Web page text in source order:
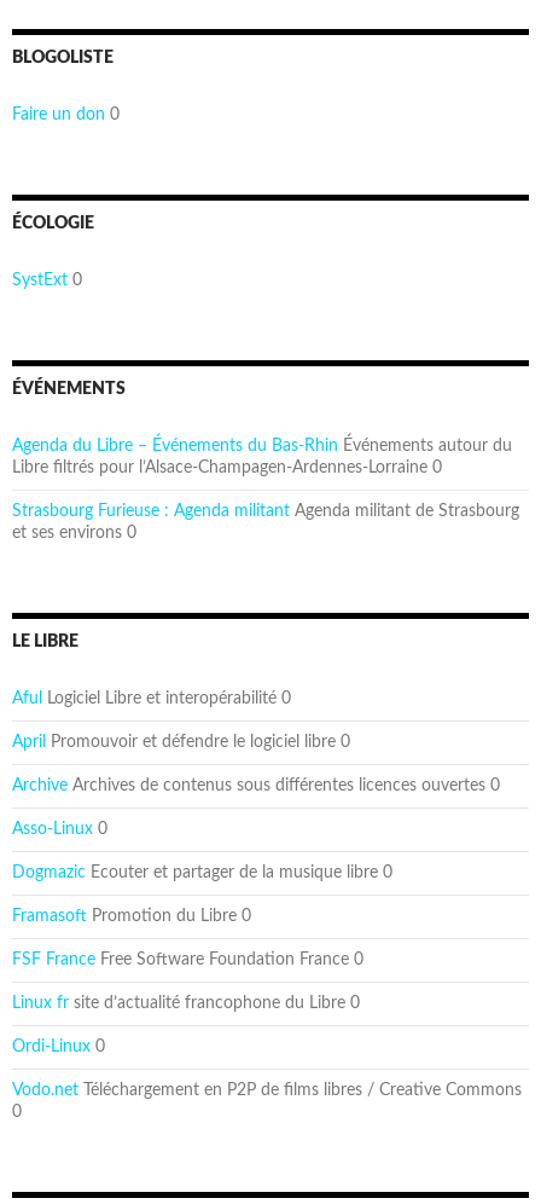
BLOGOLISTE
Faire un don 0
ÉCOLOGIE
SystExt 0
ÉVÉNEMENTS
Agenda du Libre – Événements du Bas-Rhin Événements autour du
Libre filtrés pour l’Alsace-Champagen-Ardennes-Lorraine 0
Strasbourg Furieuse : Agenda militant Agenda militant de Strasbourg
et ses environs 0
LE LIBRE
Aful Logiciel Libre et interopérabilité 0
April Promouvoir et défendre le logiciel libre 0
Archive Archives de contenus sous différentes licences ouvertes 0
Asso-Linux 0
Dogmazic Ecouter et partager de la musique libre 0
Framasoft Promotion du Libre 0
FSF France Free Software Foundation France 0
Linux fr site d’actualité francophone du Libre 0
Ordi-Linux 0
Vodo.net Téléchargement en P2P de films libres / Creative Commons
0